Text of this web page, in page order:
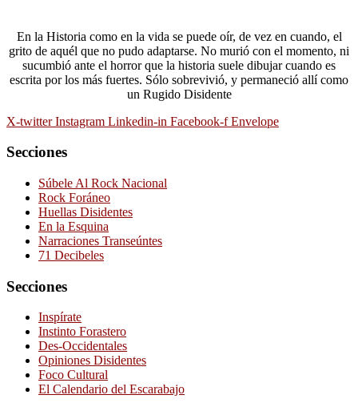
En la Historia como en la vida se puede oír, de vez en cuando, el
grito de aquél que no pudo adaptarse. No murió con el momento, ni
sucumbió ante el horror que la historia suele dibujar cuando es
escrita por los más fuertes. Sólo sobrevivió, y permaneció allí como
un Rugido Disidente
X-twitter Instagram Linkedin-in Facebook-f Envelope
Secciones
Súbele Al Rock Nacional
Rock Foráneo
Huellas Disidentes
En la Esquina
Narraciones Transeúntes
71 Decibeles
Secciones
Inspírate
Instinto Forastero
Des-Occidentales
Opiniones Disidentes
Foco Cultural
El Calendario del Escarabajo